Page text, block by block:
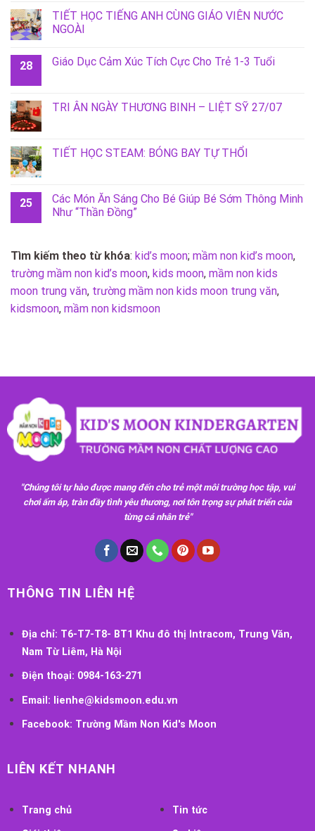
TIẾT HỌC TIẾNG ANH CÙNG GIÁO VIÊN NƯỚC
NGOÀI
28 Giáo Dục Cảm Xúc Tích Cực Cho Trẻ 1-3 Tuổi
TRI ÂN NGÀY THƯƠNG BINH – LIỆT SỸ 27/07
TIẾT HỌC STEAM: BÓNG BAY TỰ THỔI
25
Các Món Ăn Sáng Cho Bé Giúp Bé Sớm Thông Minh
Như “Thần Đồng”
Tìm kiếm theo từ khóa: kid’s moon; mầm non kid’s moon,
trường mầm non kid’s moon, kids moon, mầm non kids
moon trung văn, trường mầm non kids moon trung văn,
kidsmoon, mầm non kidsmoon
"Chúng tôi tự hào được mang đến cho trẻ một môi trường học tập, vui
chơi ấm áp, tràn đầy tình yêu thương, nơi tôn trọng sự phát triển của
từng cá nhân trẻ"
THÔNG TIN LIÊN HỆ
Địa chỉ: T6-T7-T8- BT1 Khu đô thị Intracom, Trung Văn,
Nam Từ Liêm, Hà Nội
Điện thoại: 0984-163-271
Email: lienhe@kidsmoon.edu.vn
Facebook: Trường Mầm Non Kid's Moon
LIÊN KẾT NHANH
Trang chủ Tin tức